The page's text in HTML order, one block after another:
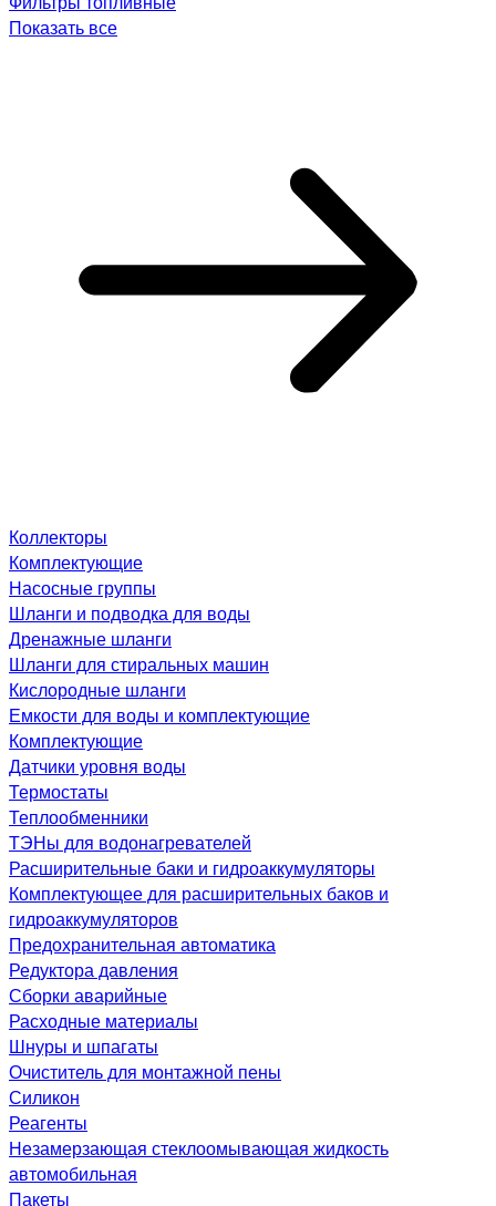
Показать все
Коллекторы
Комплектующие
Насосные группы
Шланги и подводка для воды
Дренажные шланги
Шланги для стиральных машин
Кислородные шланги
Емкости для воды и комплектующие
Комплектующие
Датчики уровня воды
Термостаты
Теплообменники
ТЭНы для водонагревателей
Расширительные баки и гидроаккумуляторы
Комплектующее для расширительных баков и
гидроаккумуляторов
Предохранительная автоматика
Редуктора давления
Сборки аварийные
Расходные материалы
Шнуры и шпагаты
Очиститель для монтажной пены
Силикон
Реагенты
Незамерзающая стеклоомывающая жидкость
автомобильная
Пакеты